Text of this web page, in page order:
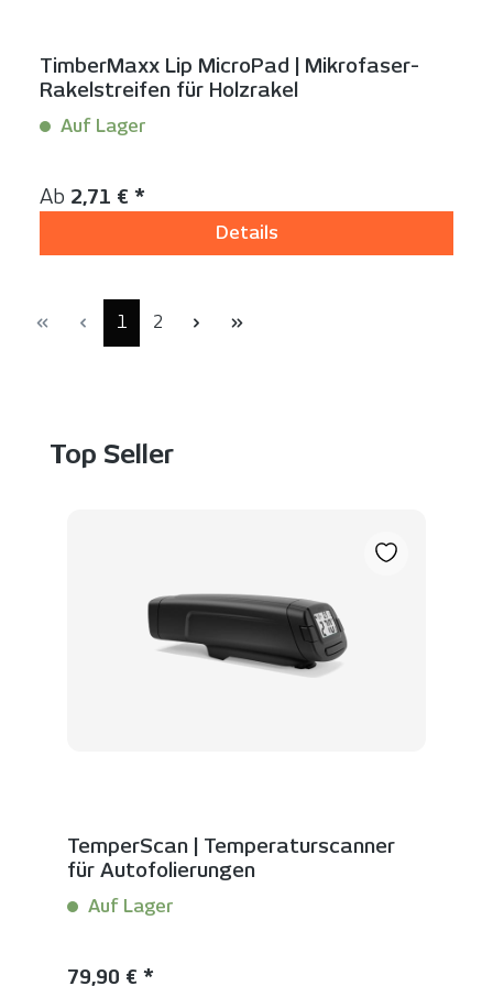
TimberMaxx Lip MicroPad | Mikrofaser-
Rakelstreifen für Holzrakel
Auf Lager
Regulärer Preis:
Ab 2,71 € *
Details
Seite
1 Seite
2
Produktgalerie überspringen
Top Seller
TemperScan | Temperaturscanner
für Autofolierungen
Auf Lager
Regulärer Preis:
79,90 € *